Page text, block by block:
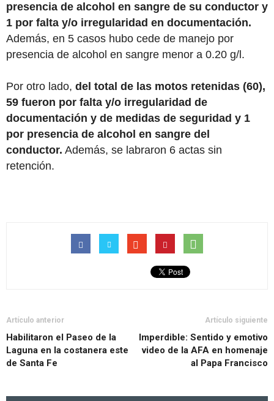
presencia de alcohol en sangre de su conductor y
1 por falta y/o irregularidad en documentación.
Además, en 5 casos hubo cede de manejo por
presencia de alcohol en sangre menor a 0.20 g/l.
Por otro lado, del total de las motos retenidas (60),
59 fueron por falta y/o irregularidad de
documentación y de medidas de seguridad y 1
por presencia de alcohol en sangre del
conductor. Además, se labraron 6 actas sin
retención.
Artículo anterior
Habilitaron el Paseo de la
Laguna en la costanera este
de Santa Fe
Artículo siguiente
Imperdible: Sentido y emotivo
video de la AFA en homenaje
al Papa Francisco